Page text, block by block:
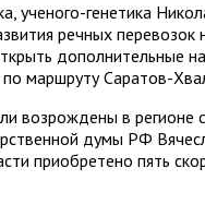
ученого-генетика
речных перевозок
дополнительные
маршруту Саратов-
возрождены в регионе
думы РФ
приобретено пять